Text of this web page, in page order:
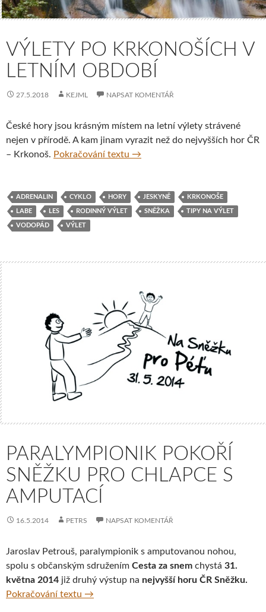
VÝLETY PO KRKONOŠÍCH V
LETNÍM OBDOBÍ
27.5.2018 KEJML NAPSAT KOMENTÁŘ
České hory jsou krásným místem na letní výlety strávené
nejen v přírodě. A kam jinam vyrazit než do nejvyšších hor ČR
– Krkonoš. Pokračování textu Výlety po Krkonoších v letním
→
ADRENALIN CYKLO HORY JESKYNĚ KRKONOŠE
LABE LES RODINNÝ VÝLET SNĚŽKA TIPY NA VÝLET
VODOPÁD VÝLET
PARALYMPIONIK POKOŘÍ
SNĚŽKU PRO CHLAPCE S
AMPUTACÍ
16.5.2014 PETRS NAPSAT KOMENTÁŘ
Jaroslav Petrouš, paralympionik s amputovanou nohou,
spolu s občanským sdružením Cesta za snem chystá 31.
května 2014 již druhý výstup na nejvyšší horu ČR Sněžku.
Pokračování textu Paralympionik pokoří Sněžku pro chlapce s
→